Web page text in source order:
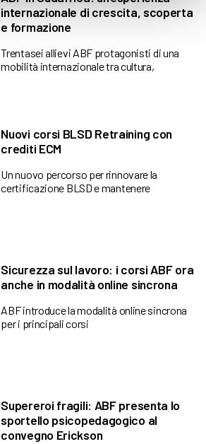
internazionale di crescita, scoperta
e formazione
Trentasei allievi ABF protagonisti di una
mobilità internazionale tra cultura,
Nuovi corsi BLSD Retraining con
crediti ECM
Un nuovo percorso per rinnovare la
certificazione BLSD e mantenere
Sicurezza sul lavoro: i corsi ABF ora
anche in modalità online sincrona
ABF introduce la modalità online sincrona
per i principali corsi
Supereroi fragili: ABF presenta lo
sportello psicopedagogico al
convegno Erickson